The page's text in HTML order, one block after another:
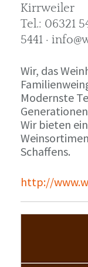
Kirrweiler
Tel.: 06321
5441 ·
Wir, das
Modernste
Wir bieten
Schaffens.
http://